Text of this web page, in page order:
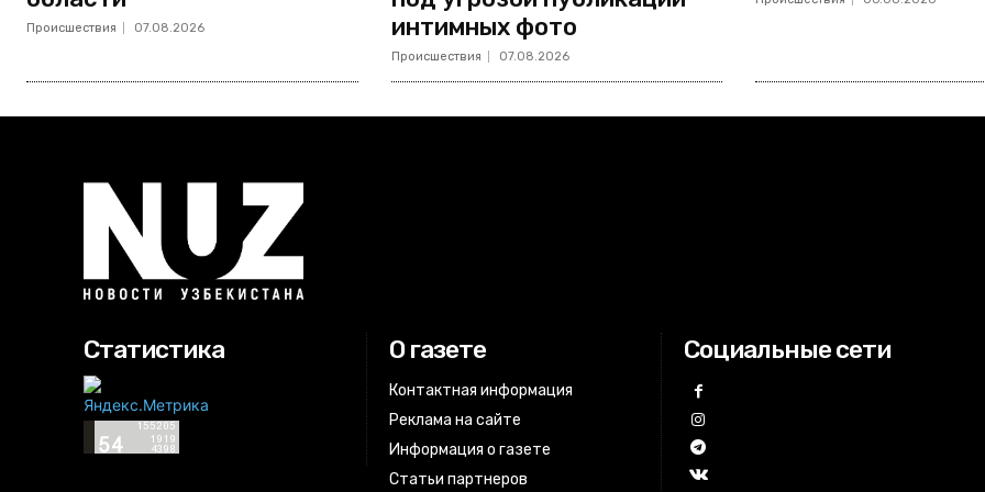
Происшествия 07.08.2026
интимных фото
Происшествия 07.08.2026
Статистика О газете
Контактная информация
Реклама на сайте
Информация о газете
Статьи партнеров
Социальные сети